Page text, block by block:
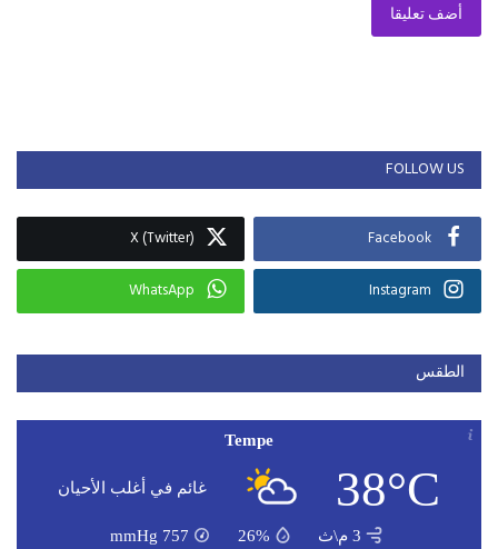
أضف تعليقا
FOLLOW US
Facebook
X (Twitter)
Instagram
WhatsApp
الطقس
Tempe
38°C غائم في أغلب الأحيان
3 م\ث 26%
757
mmHg